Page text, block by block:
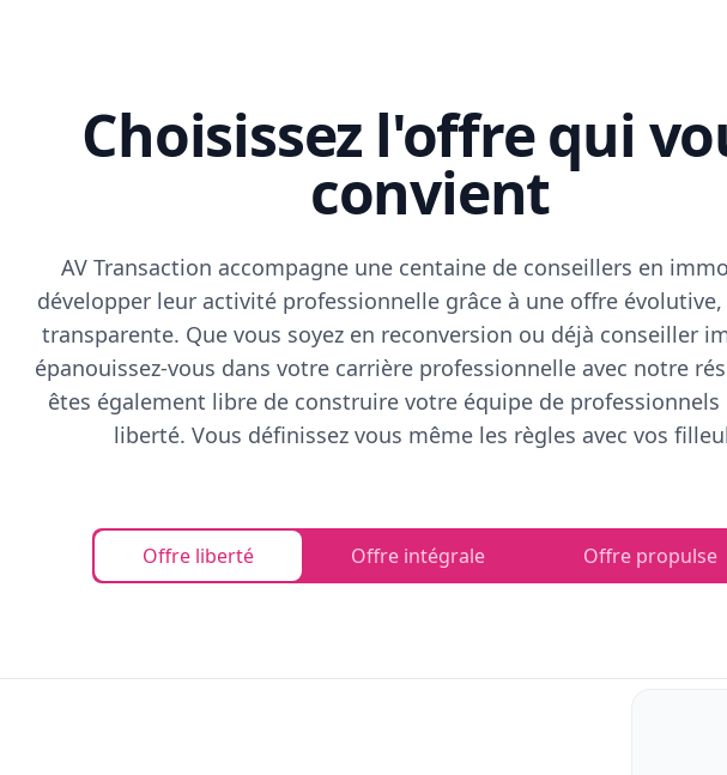
Choisissez l'offre qui
convient
AV Transaction accompagne une centaine de conseillers en
développer leur activité professionnelle grâce à une offre
transparente. Que vous soyez en reconversion ou déjà conseiller
épanouissez-vous dans votre carrière professionnelle avec notre
êtes également libre de construire votre équipe de
liberté. Vous définissez vous même les règles avec vos
Offre liberté Offre intégrale Offre propulse